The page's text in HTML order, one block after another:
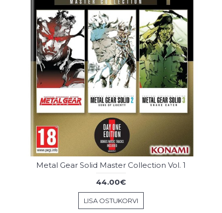
Metal Gear Solid Master Collection Vol. 1
44.00€
LISA OSTUKORVI